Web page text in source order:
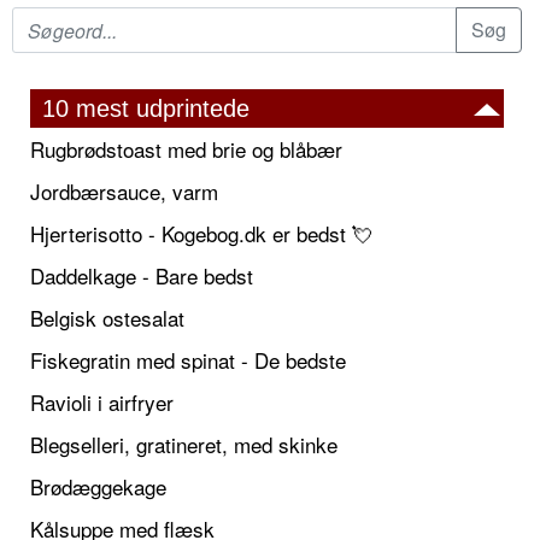
10 mest udprintede
Rugbrødstoast med brie og blåbær
Jordbærsauce, varm
Hjerterisotto - Kogebog.dk er bedst 💘
Daddelkage - Bare bedst
Belgisk ostesalat
Fiskegratin med spinat - De bedste
Ravioli i airfryer
Blegselleri, gratineret, med skinke
Brødæggekage
Kålsuppe med flæsk